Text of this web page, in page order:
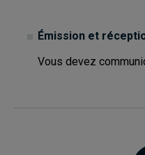
Émission et
Vous devez